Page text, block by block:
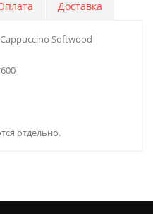
Доставка
Softwood
отдельно.